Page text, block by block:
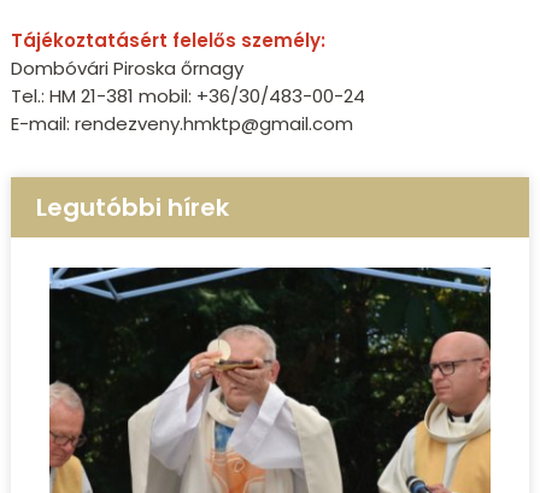
Tájékoztatásért felelős személy:
Dombóvári Piroska őrnagy
Tel.: HM 21-381 mobil: +36/30/483-00-24
E-mail: rendezveny.hmktp@gmail.com
Legutóbbi hírek